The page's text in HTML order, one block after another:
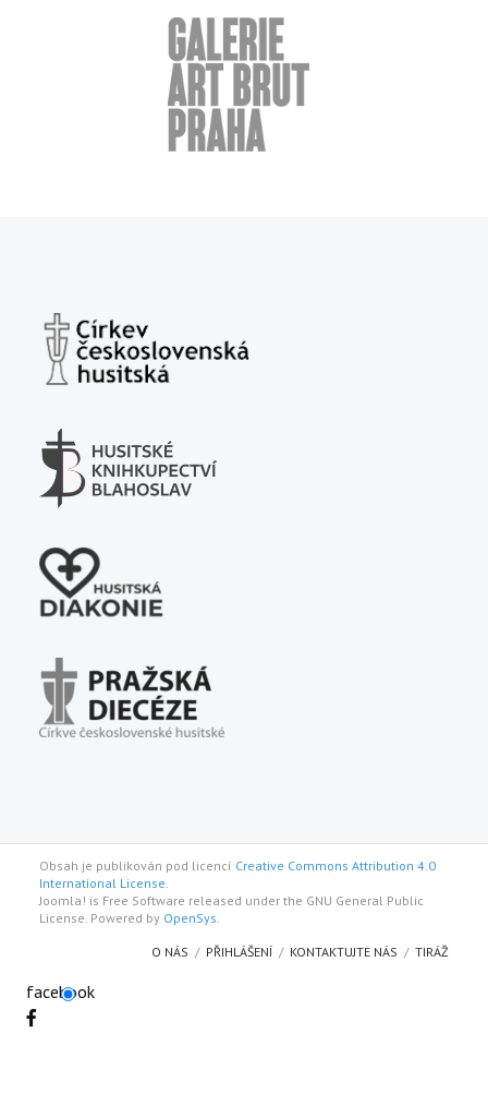
Obsah je publikován pod licencí Creative Commons Attribution 4.0
International License.
Joomla! is Free Software released under the GNU General Public
License. Powered by OpenSys
O NÁS PŘIHLÁŠENÍ KONTAKTUJTE NÁS TIRÁŽ
facebook